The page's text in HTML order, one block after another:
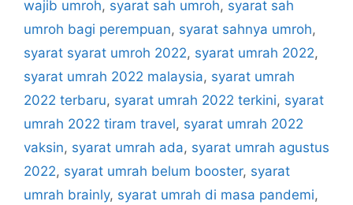
wajib umroh, syarat sah umroh, syarat sah
umroh bagi perempuan, syarat sahnya umroh,
syarat syarat umroh 2022, syarat umrah 2022,
syarat umrah 2022 malaysia, syarat umrah
2022 terbaru, syarat umrah 2022 terkini, syarat
umrah 2022 tiram travel, syarat umrah 2022
vaksin, syarat umrah ada, syarat umrah agustus
2022, syarat umrah belum booster, syarat
umrah brainly, syarat umrah di masa pandemi,